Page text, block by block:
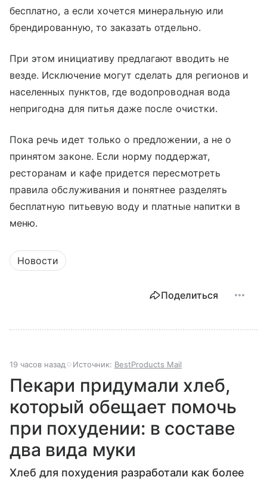
бесплатно, а если хочется минеральную или
брендированную, то заказать отдельно.
При этом инициативу предлагают вводить не
везде. Исключение могут сделать для регионов и
населенных пунктов, где водопроводная вода
непригодна для питья даже после очистки.
Пока речь идет только о предложении, а не о
принятом законе. Если норму поддержат,
ресторанам и кафе придется пересмотреть
правила обслуживания и понятнее разделять
бесплатную питьевую воду и платные напитки в
меню.
Новости
Поделиться
19 часов назад Источник: BestProducts Mail
Пекари придумали хлеб,
который обещает помочь
при похудении: в составе
два вида муки
Хлеб для похудения разработали как более